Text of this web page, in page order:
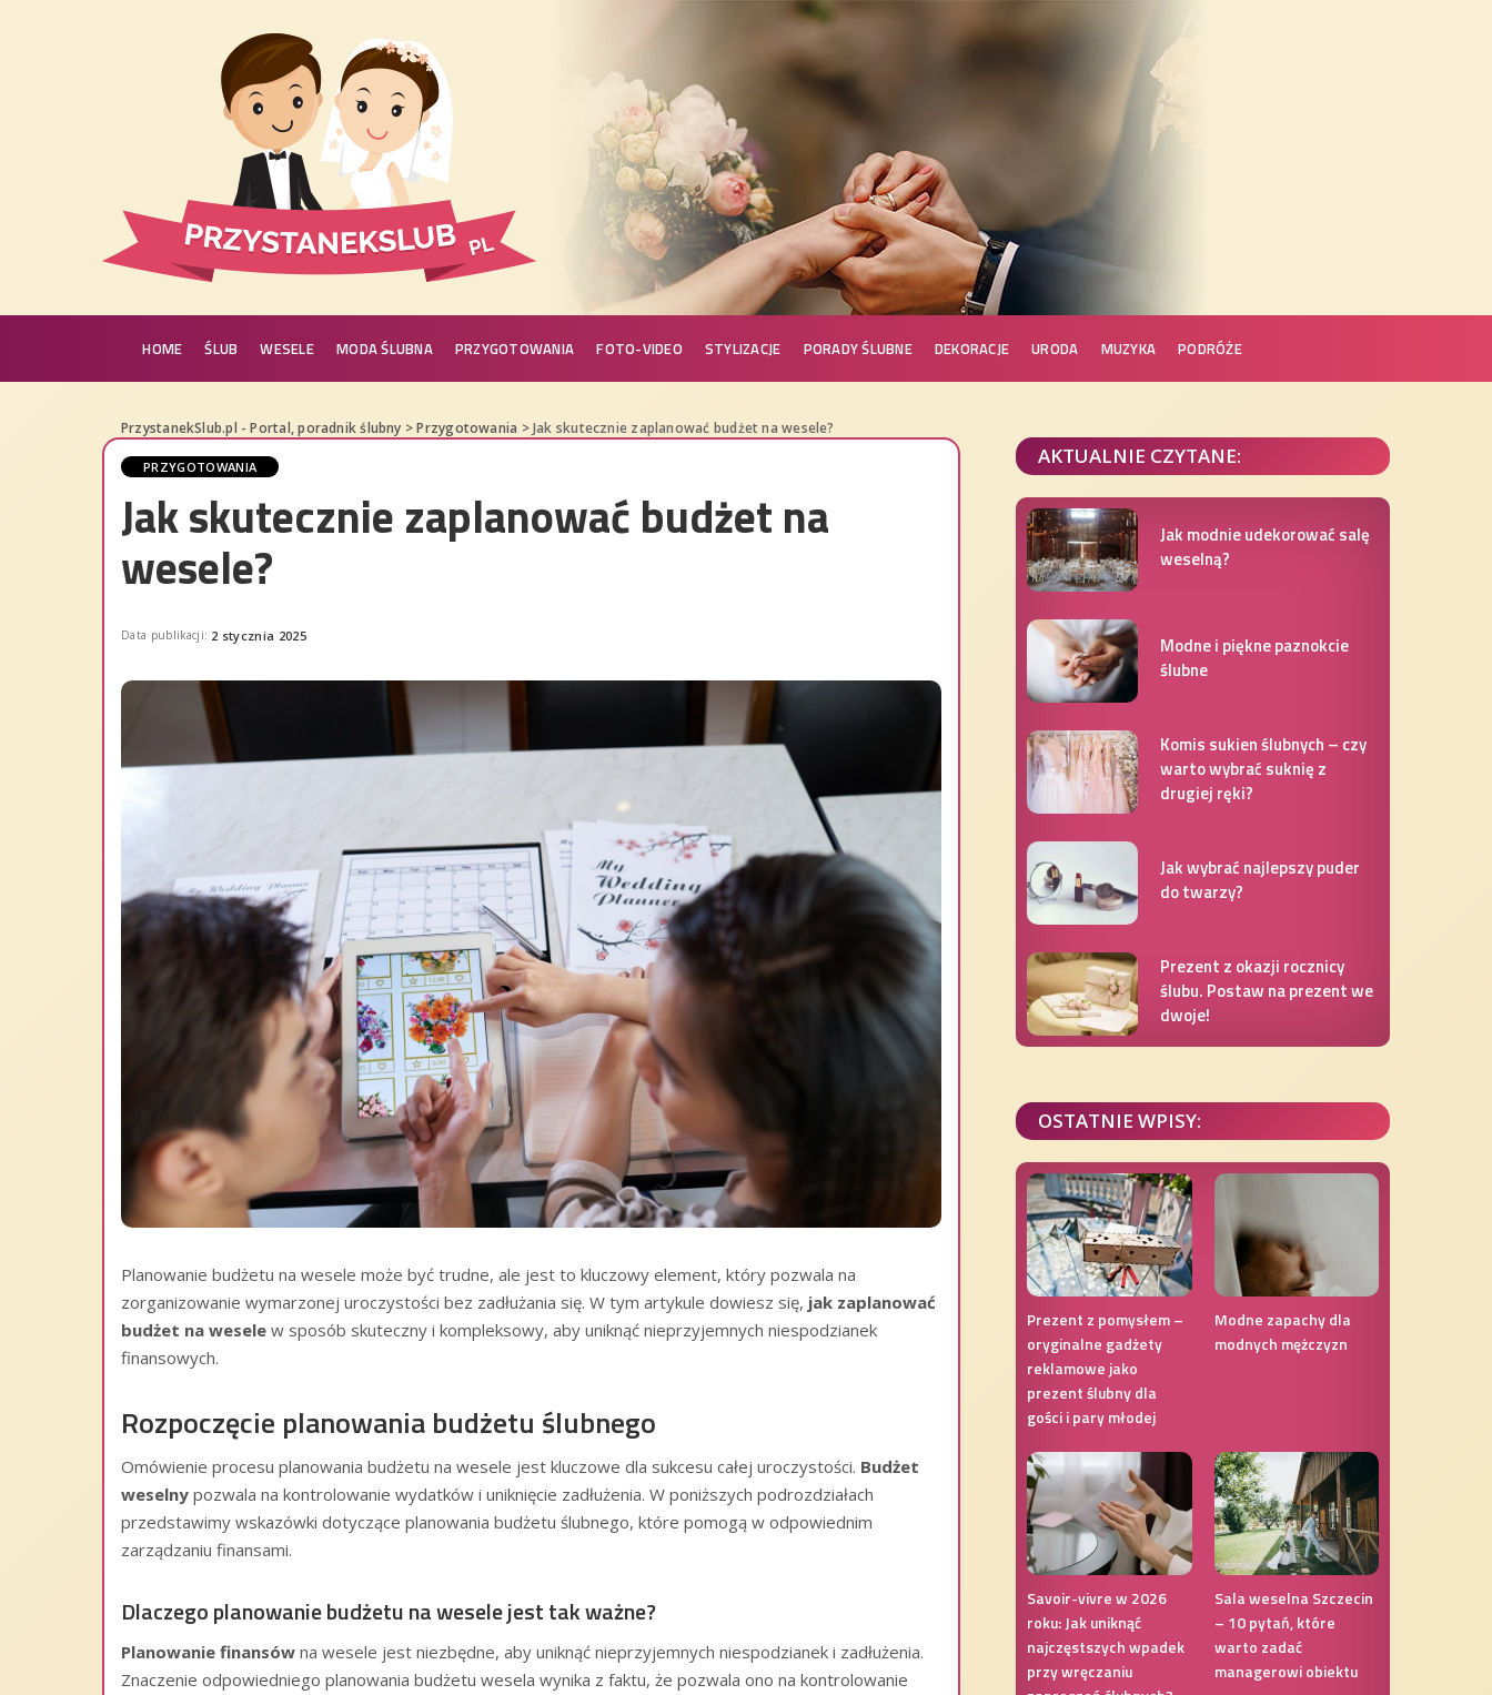
HOME ŚLUB WESELE MODA ŚLUBNA PRZYGOTOWANIA FOTO-VIDEO STYLIZACJE PORADY ŚLUBNE DEKORACJE URODA MUZYKA PODRÓŻE
PrzystanekSlub.pl - Portal, poradnik ślubny >Przygotowania >Jak skutecznie zaplanować budżet na wesele?
PRZYGOTOWANIA
Jak skutecznie zaplanować budżet na
wesele?
Data publikacji: 2 stycznia 2025
Planowanie budżetu na wesele może być trudne, ale jest to kluczowy element, który pozwala na
zorganizowanie wymarzonej uroczystości bez zadłużania się. W tym artykule dowiesz się, jak zaplanować
budżet na wesele w sposób skuteczny i kompleksowy, aby uniknąć nieprzyjemnych niespodzianek
finansowych.
Rozpoczęcie planowania budżetu ślubnego
Omówienie procesu planowania budżetu na wesele jest kluczowe dla sukcesu całej uroczystości. Budżet
weselny pozwala na kontrolowanie wydatków i uniknięcie zadłużenia. W poniższych podrozdziałach
przedstawimy wskazówki dotyczące planowania budżetu ślubnego, które pomogą w odpowiednim
zarządzaniu finansami.
Dlaczego planowanie budżetu na wesele jest tak ważne?
Planowanie finansów na wesele jest niezbędne, aby uniknąć nieprzyjemnych niespodzianek i zadłużenia.
Znaczenie odpowiedniego planowania budżetu wesela wynika z faktu, że pozwala ono na kontrolowanie
AKTUALNIE CZYTANE:
Jak modnie udekorować salę
weselną?
Modne i piękne paznokcie
ślubne
Komis sukien ślubnych – czy
warto wybrać suknię z
drugiej ręki?
Jak wybrać najlepszy puder
do twarzy?
Prezent z okazji rocznicy
ślubu. Postaw na prezent we
dwoje!
OSTATNIE WPISY:
Prezent z pomysłem –
oryginalne gadżety
reklamowe jako
prezent ślubny dla
gości i pary młodej
Modne zapachy dla
modnych mężczyzn
Savoir-vivre w 2026
roku: Jak uniknąć
najczęstszych wpadek
przy wręczaniu
Sala weselna Szczecin
– 10 pytań, które
warto zadać
managerowi obiektu